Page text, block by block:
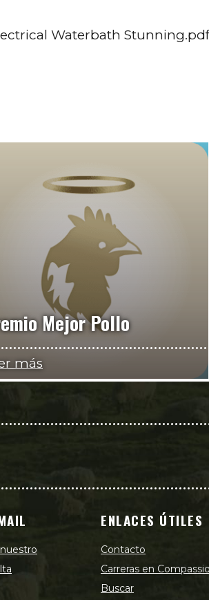
Waterbath Stunning.pdf
Mejor Pollo
más
ENLACES ÚTILES
Contacto
Carreras en
Buscar